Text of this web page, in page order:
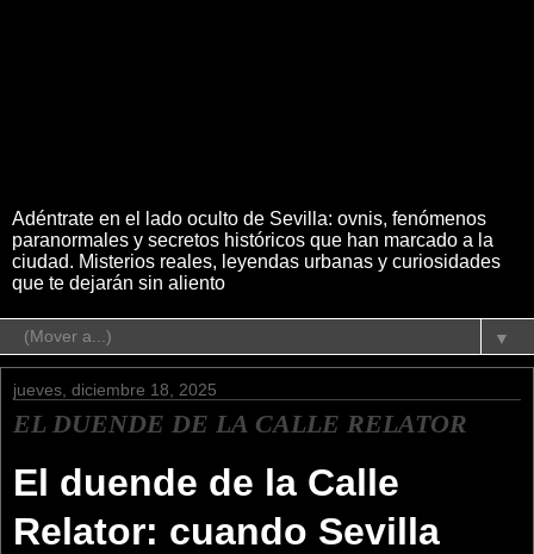
Adéntrate en el lado oculto de Sevilla: ovnis, fenómenos
paranormales y secretos históricos que han marcado a la
ciudad. Misterios reales, leyendas urbanas y curiosidades
que te dejarán sin aliento
▼
jueves, diciembre 18, 2025
EL DUENDE DE LA CALLE RELATOR
El duende de la Calle
Relator: cuando Sevilla